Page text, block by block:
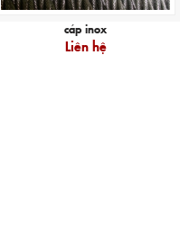
cáp inox
Liên hệ